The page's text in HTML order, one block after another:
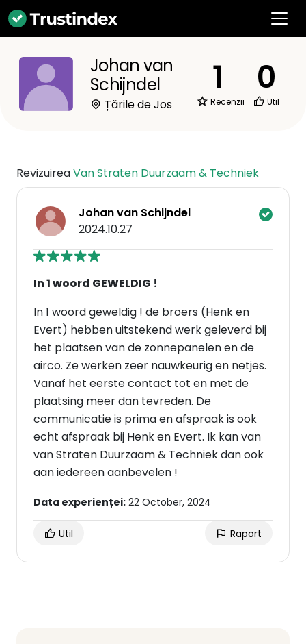
Johan van
Schijndel
Țările de Jos
1
Recenzii
0
Util
RevizuireaVan Straten Duurzaam & Techniek
Johan van Schijndel
2024.10.27
In 1 woord GEWELDIG !
In 1 woord geweldig ! de broers (Henk en
Evert) hebben uitstekend werk geleverd bij
het plaatsen van de zonnepanelen en de
airco. Ze werken zeer nauwkeurig en netjes.
Vanaf het eerste contact tot en met de
plaatsing meer dan tevreden. De
communicatie is prima en afspraak is ook
echt afspraak bij Henk en Evert. Ik kan van
van Straten Duurzaam & Techniek dan ook
aan iedereen aanbevelen !
Data experienței: 22 October, 2024
Util Raport